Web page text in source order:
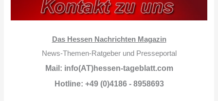
Das Hessen Nachrichten Magazin
News-Themen-Ratgeber und Presseportal
Mail: info(AT)hessen-tageblatt.com
Hotline: +49 (0)4186 - 8958693